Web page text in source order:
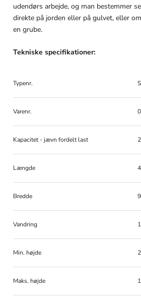
udendørs arbejde, og man bestemmer
direkte på jorden eller på gulvet, eller
en grube.
Tekniske specifikationer:
Typenr.
Varenr.
Kapacitet - jævn fordelt last
Længde
Bredde
Vandring
Min. højde
Maks. højde